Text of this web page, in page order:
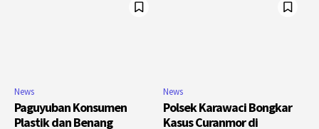
News
Paguyuban Konsumen
Plastik dan Benang
News
Polsek Karawaci Bongkar
Kasus Curanmor di